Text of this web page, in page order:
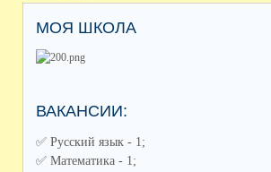
МОЯ ШКОЛА
ВАКАНСИИ:
✅️ Русский язык - 1;
✅️ Математика - 1;